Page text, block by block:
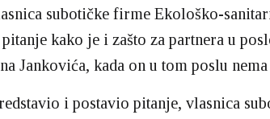
subotičke firme Ekološko-
kako je i zašto za partnera u
Jankovića, kada on u tom poslu
i postavio pitanje, vlasnica